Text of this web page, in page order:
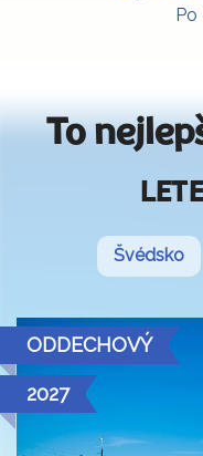
Po
To
Švédsko
ODDECHOVÝ
2027